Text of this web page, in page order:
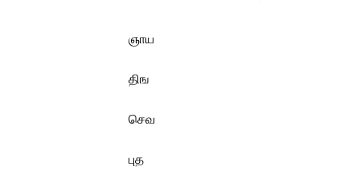
ஞாய
திங
செவ
புத